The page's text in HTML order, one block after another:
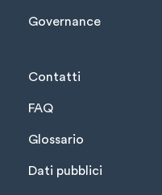
Governance
Contatti
FAQ
Glossario
Dati pubblici